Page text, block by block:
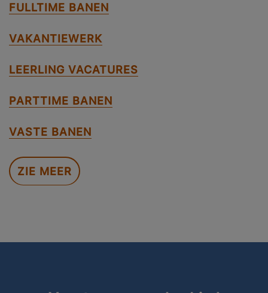
FULLTIME BANEN
VAKANTIEWERK
LEERLING VACATURES
PARTTIME BANEN
VASTE BANEN
ZIE MEER